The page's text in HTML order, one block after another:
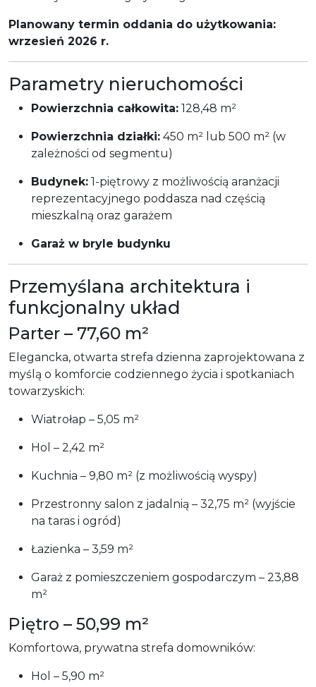
Planowany termin oddania do użytkowania:
wrzesień 2026 r.
Parametry nieruchomości
Powierzchnia całkowita: 128,48 m²
Powierzchnia działki: 450 m² lub 500 m² (w
zależności od segmentu)
Budynek: 1-piętrowy z możliwością aranżacji
reprezentacyjnego poddasza nad częścią
mieszkalną oraz garażem
Garaż w bryle budynku
Przemyślana architektura i
funkcjonalny układ
Parter – 77,60 m²
Elegancka, otwarta strefa dzienna zaprojektowana z
myślą o komforcie codziennego życia i spotkaniach
towarzyskich:
Wiatrołap – 5,05 m²
Hol – 2,42 m²
Kuchnia – 9,80 m² (z możliwością wyspy)
Przestronny salon z jadalnią – 32,75 m² (wyjście
na taras i ogród)
Łazienka – 3,59 m²
Garaż z pomieszczeniem gospodarczym – 23,88
m²
Piętro – 50,99 m²
Komfortowa, prywatna strefa domowników:
Hol – 5,90 m²